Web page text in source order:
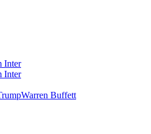
Warren Buffett